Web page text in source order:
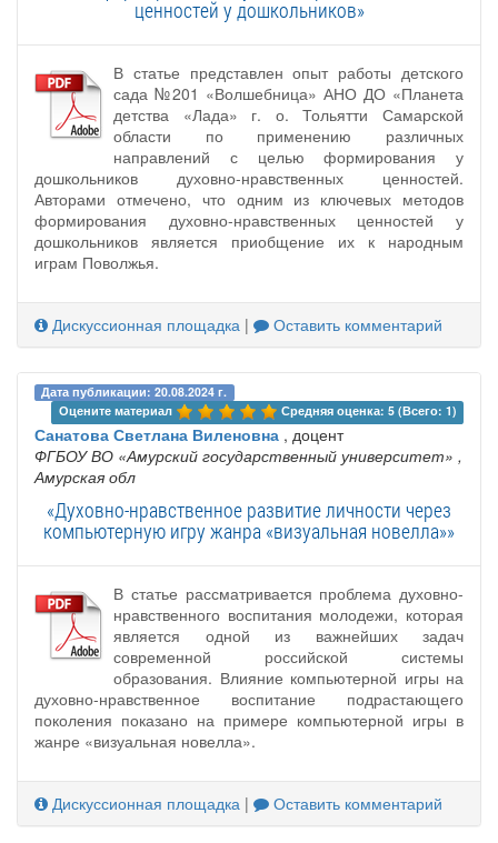
ценностей у дошкольников»
В статье представлен опыт работы детского
сада №201 «Волшебница» АНО ДО «Планета
детства «Лада» г. о. Тольятти Самарской
области по применению различных
направлений с целью формирования у
дошкольников духовно-нравственных ценностей.
Авторами отмечено, что одним из ключевых методов
формирования духовно-нравственных ценностей у
дошкольников является приобщение их к народным
играм Поволжья.
Дискуссионная площадка | Оставить комментарий
Дата публикации: 20.08.2024 г.
Оцените материал
Средняя оценка: 5 (Всего: 1)
Санатова Светлана Виленовна , доцент
ФГБОУ ВО «Амурский государственный университет» ,
Амурская обл
«Духовно-нравственное развитие личности через
компьютерную игру жанра «визуальная новелла»»
В статье рассматривается проблема духовно-
нравственного воспитания молодежи, которая
является одной из важнейших задач
современной российской системы
образования. Влияние компьютерной игры на
духовно-нравственное воспитание подрастающего
поколения показано на примере компьютерной игры в
жанре «визуальная новелла».
Дискуссионная площадка | Оставить комментарий